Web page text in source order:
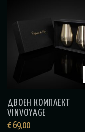
ДВОЕН КОМПЛЕКТ
VINVOYAGE
€ 69,00